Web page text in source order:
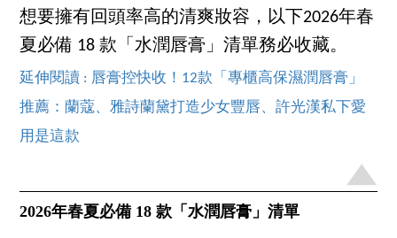
想要擁有回頭率高的清爽妝容，以下2026年春
夏必備 18 款「水潤唇膏」清單務必收藏。
延伸閱讀 : 唇膏控快收！12款「專櫃高保濕潤唇膏」
推薦：蘭蔻、雅詩蘭黛打造少女豐唇、許光漢私下愛
用是這款
2026年春夏必備 18 款「水潤唇膏」清單